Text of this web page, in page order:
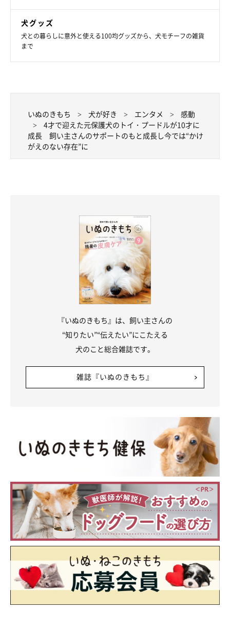
そんなメイちゃんについて「言葉は話せなくても、こちらの気持
ちに寄り添って、私たちがうれしいときは一緒に喜び、少し疲れ
ているときは静かに隣にいてくれる、かけがえのないパートナー
犬グッズ
犬との暮らしに意外と使える100均グッズから、犬モチーフの雑貨
まで
いぬのきもち 犬が好き エンタメ
感動
4才で迎えた元保護犬のトイ・プードルが10才に
成長 飼い主さんのサポートのもと成長し今では“かけ
がえのない存在”に
『いぬのきもち』は、飼い主さんの
“知りたい”“伝えたい”にこたえる
犬のこと総合雑誌です。
雑誌『いぬのきもち』